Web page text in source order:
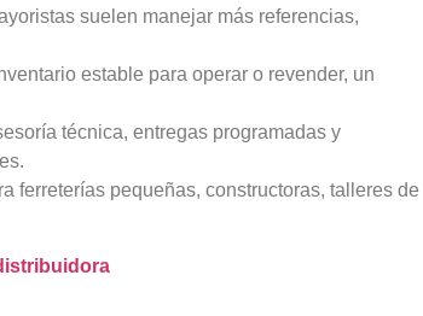
suelen manejar más referencias,
estable para operar o revender, un
técnica, entregas programadas y
ferreterías pequeñas, constructoras, talleres de